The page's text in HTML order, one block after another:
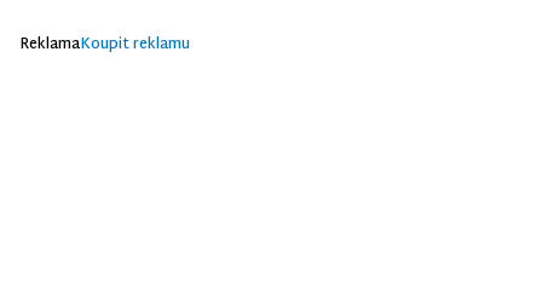
ReklamaKoupit reklamu